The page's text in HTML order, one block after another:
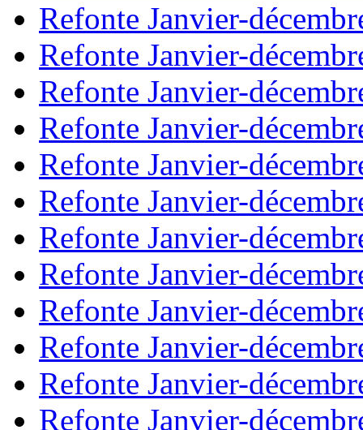
Refonte Janvier-
Refonte Janvier-
Refonte Janvier-
Refonte Janvier-
Refonte Janvier-
Refonte Janvier-
Refonte Janvier-
Refonte Janvier-
Refonte Janvier-
Refonte Janvier-
Refonte Janvier-
Refonte Janvier-